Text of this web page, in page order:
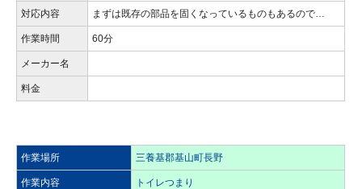
対応内容 まずは既存の部品を固くなっているものもあるので…
作業時間 60分
メーカー名
料金
作業場所 三養基郡基山町長野
作業内容 トイレつまり